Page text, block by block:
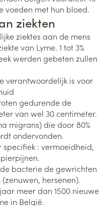
voeden met hun bloed.
ziekten
ziektes aan de mens
van Lyme. 1 tot 3%
werden gebeten zullen
verantwoordelijk is voor
gedurende de
van wel 30 centimeter.
migrans) die door 80%
ondervonden.
: vermoeidheid,
bacterie de gewrichten
hersenen).
meer dan 1500 nieuwe
in België.